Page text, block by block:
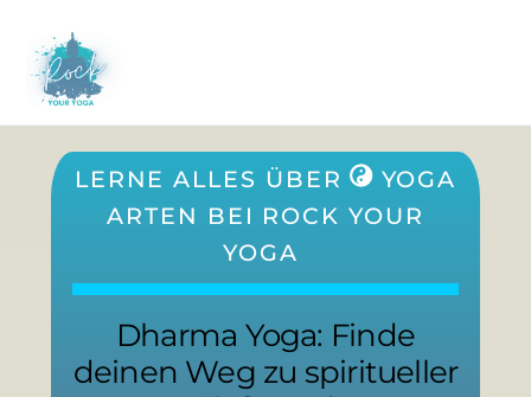
content
LERNE ALLES ÜBER
YOGA
ARTEN BEI ROCK YOUR
YOGA
Dharma Yoga: Finde
deinen Weg zu spiritueller